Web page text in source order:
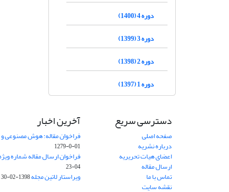
دوره 4 (1400)
دوره 3 (1399)
دوره 2 (1398)
دوره 1 (1397)
دسترسی سریع
صفحه اصلی
درباره نشریه
اعضای هیات تحریریه
ارسال مقاله
تماس با ما
نقشه سایت
آخرین اخبار
فراخوان مقاله: هوش مصنوعی و
01-0-1279
فراخوان ارسال مقاله شماره ویژه
04-23
ویراستار لاتین مجله1398-02-30